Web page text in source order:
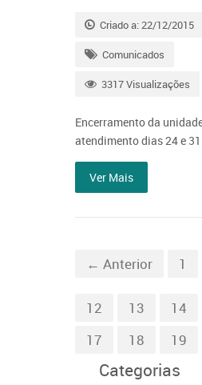
Criado a: 22/12/2015
Comunicados
3317 Visualizações
Encerramento da
atendimento dias 24 e
Ver Mais
← Anterior 1
12
13 14
17
18 19
Categorias